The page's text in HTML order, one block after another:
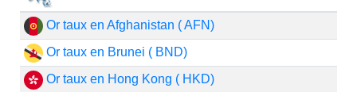
Or taux en Afghanistan ( AFN)
Or taux en Brunei ( BND)
Or taux en Hong Kong ( HKD)